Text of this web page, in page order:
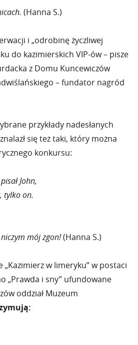
(Hanna S.)
i „odrobinę życzliwej
do kazimierskich VIP-ów – pisze
z Domu Kuncewiczów
– fundator nagród
przykłady nadesłanych
się też taki, który można
konkursu:
John,
tylko on.
mój zgon!(Hanna S.)
„Kazimierz w limeryku” w postaci
„Prawda i sny” ufundowane
oddział Muzeum